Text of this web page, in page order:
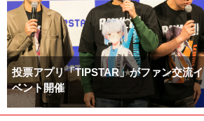
投票アプリ「TIPSTAR」がファン交流イ
ベント開催